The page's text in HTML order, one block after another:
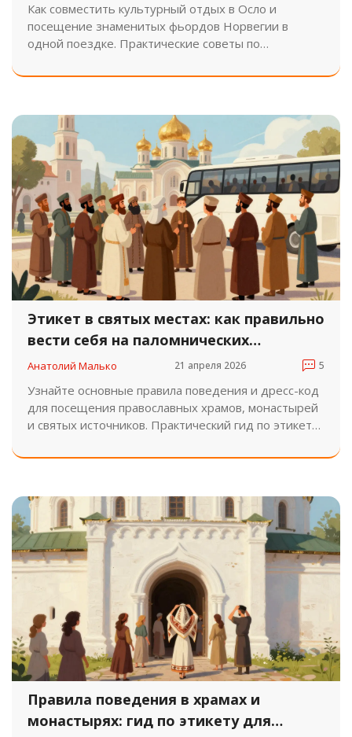
Как совместить культурный отдых в Осло и
посещение знаменитых фьордов Норвегии в
одной поездке. Практические советы по
Этикет в святых местах: как правильно
вести себя на паломнических
экскурсиях
Анатолий Малько 21 апреля 2026 5
Узнайте основные правила поведения и дресс-код
для посещения православных храмов, монастырей
и святых источников. Практический гид по этикету
Правила поведения в храмах и
монастырях: гид по этикету для